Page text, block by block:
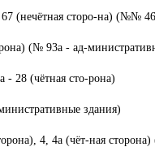
(нечётная сторо-на) (№№
(№ 93а - ад-
28 (чётная сто-рона)
здания)
4, 4а (чёт-ная